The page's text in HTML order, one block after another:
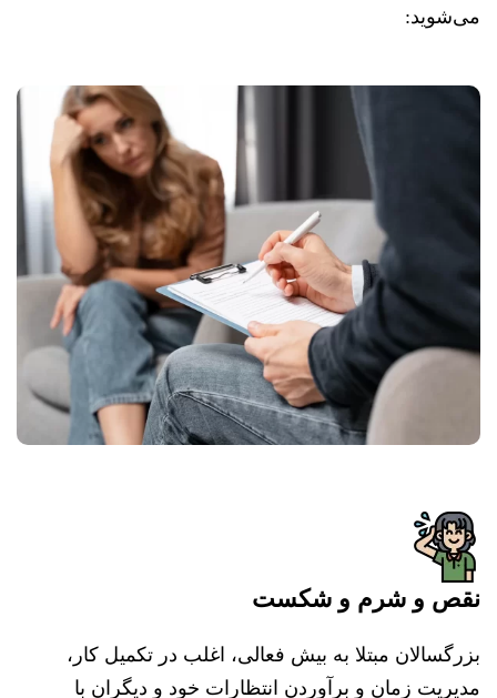
می‌شوید:
نقص و شرم و شکست
بزرگسالان مبتلا به بیش فعالی، اغلب در تکمیل کار،
مدیریت زمان و برآوردن انتظارات خود و دیگران با